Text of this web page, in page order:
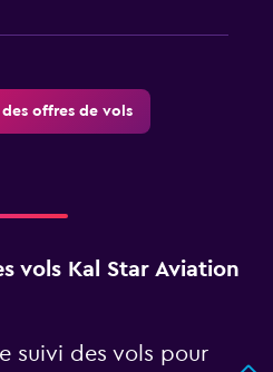
des offres de vols
vols Kal Star Aviation
suivi des vols pour